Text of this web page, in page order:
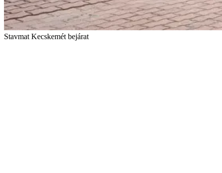
Stavmat Kecskemét bejárat